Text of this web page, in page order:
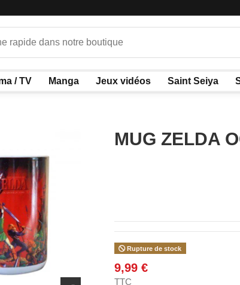
/ TV Manga Jeux vidéos Saint Seiya
MUG ZELDA
Rupture de stock
9,99 €
TTC